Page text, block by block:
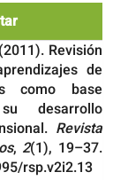
Revisión
de
como base
desarrollo
Revista
, 2(1), 19–37.
rsp.v2i2.13